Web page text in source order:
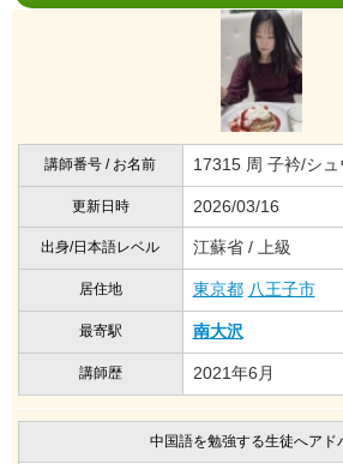
講師番号 / お名前 17315 周 子衿/シュ
更新日時 2026/03/16
出身/日本語レベル 江蘇省 / 上級
居住地 東京都 八王子市
最寄駅 南大沢
講師歴 2021年6月
中国語を勉強する生徒へアド